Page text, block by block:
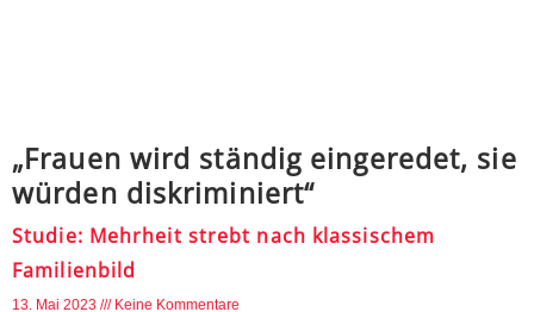
„Frauen wird ständig eingeredet, sie
würden diskriminiert“
Studie: Mehrheit strebt nach klassischem
Familienbild
13. Mai 2023 Keine Kommentare